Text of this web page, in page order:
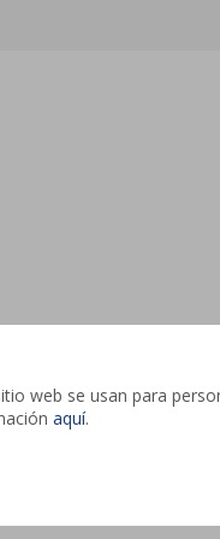
web se usan para
aquí.